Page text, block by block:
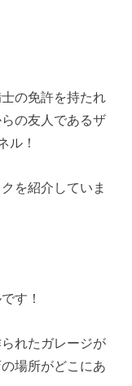
の免許を持たれ
の友人であるザ
ル！
を紹介していま
す！
れたガレージが
場所がどこにあ